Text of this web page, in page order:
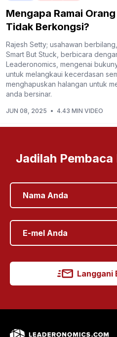
Mengapa Ramai
Tidak Berkongsi?
Rajesh Setty; usahawan
Smart But Stuck, berbicara
Leaderonomics, mengenai
untuk melangkaui kecerdasan
menghapuskan halangan untuk
anda bersinar.
JUN 08, 2025 • 4.43 MIN VIDEO
Jadilah Pembaca
Langgani